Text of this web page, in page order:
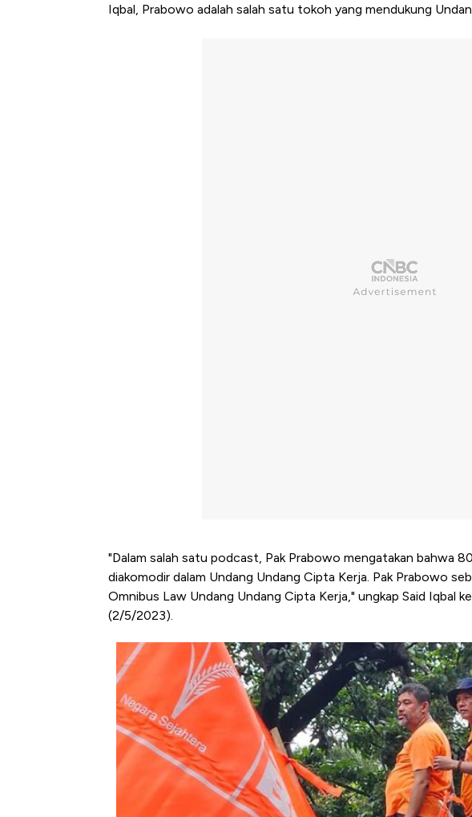
Iqbal, Prabowo adalah salah satu tokoh yang mendukung
"Dalam salah satu podcast, Pak Prabowo mengatakan bahwa
diakomodir dalam Undang Undang Cipta Kerja. Pak Prabowo
Omnibus Law Undang Undang Cipta Kerja," ungkap Said Iqbal
(2/5/2023).
Kongo Tutup Keran Ekspor, Harga
Adu